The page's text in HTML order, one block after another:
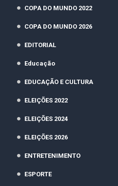
COPA DO MUNDO 2022
COPA DO MUNDO 2026
EDITORIAL
Educação
EDUCAÇÃO E CULTURA
ELEIÇÕES 2022
ELEIÇÕES 2024
ELEIÇÕES 2026
ENTRETENIMENTO
ESPORTE